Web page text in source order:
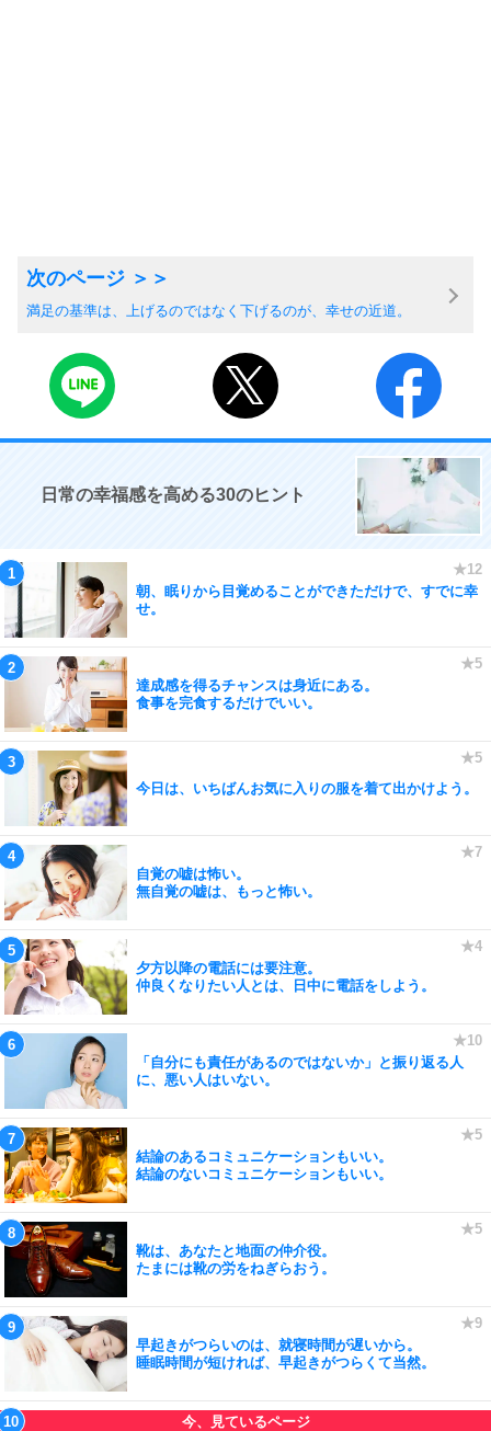
満足の基準は、上げるのではなく下げるのが、幸せの近道。
日常の幸福感を高める30のヒント
朝、眠りから目覚めることができただけで、すでに幸
せ。
達成感を得るチャンスは身近にある。
食事を完食するだけでいい。
今日は、いちばんお気に入りの服を着て出かけよう。
自覚の嘘は怖い。
無自覚の嘘は、もっと怖い。
夕方以降の電話には要注意。
仲良くなりたい人とは、日中に電話をしよう。
「自分にも責任があるのではないか」と振り返る人
に、悪い人はいない。
結論のあるコミュニケーションもいい。
結論のないコミュニケーションもいい。
靴は、あなたと地面の仲介役。
たまには靴の労をねぎらおう。
早起きがつらいのは、就寝時間が遅いから。
睡眠時間が短ければ、早起きがつらくて当然。